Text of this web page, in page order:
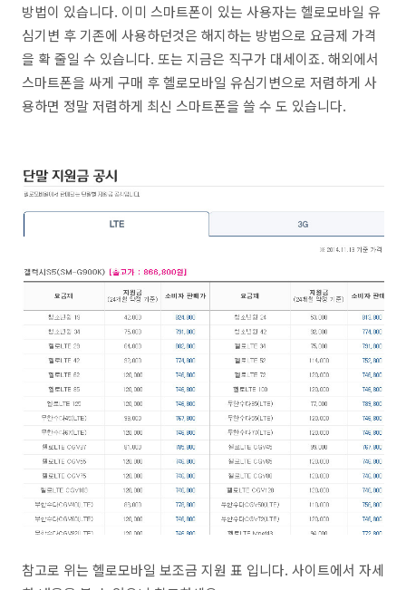
방법이 있습니다. 이미 스마트폰이 있는 사용자는 헬로모바일 유
심기변 후 기존에 사용하던것은 해지하는 방법으로 요금제 가격
을 확 줄일 수 있습니다. 또는 지금은 직구가 대세이죠. 해외에서
스마트폰을 싸게 구매 후 헬로모바일 유심기변으로 저렴하게 사
용하면 정말 저렴하게 최신 스마트폰을 쓸 수 도 있습니다.
참고로 위는 헬로모바일 보조금 지원 표 입니다. 사이트에서 자세